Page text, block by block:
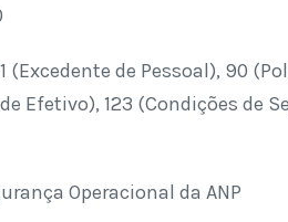
de Pessoal), 90
Efetivo), 123 (Condições de
Operacional da ANP